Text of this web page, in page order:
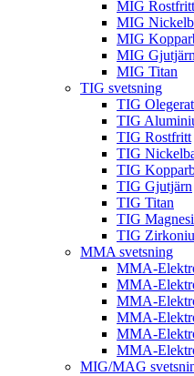
MIG Rostfritt
MIG
MIG
MIG Gjutjärn
MIG Titan
TIG svetsning
TIG
TIG
TIG Rostfritt
TIG
TIG
TIG Gjutjärn
TIG Titan
TIG
TIG
MMA svetsning
MMA-
MMA-
MMA-
MMA-
MMA-
MMA-
MIG/MAG